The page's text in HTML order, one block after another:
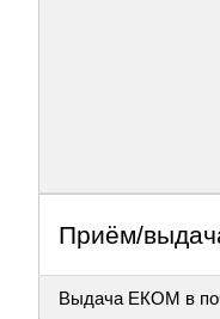
Приём/
Выдача ЕКОМ в